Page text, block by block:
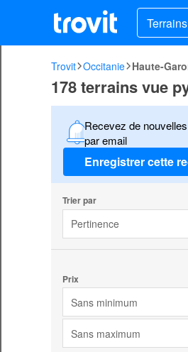
Terrains
Trovit Occitanie Haute-
178 terrains vue
Recevez de
par email
Enregistrer cette
Trier par
Pertinence
Prix
Sans minimum
Sans maximum